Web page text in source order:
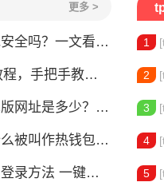
更多 >
？一文看懂真实风险
教你完成身份验证
少？一文教你安全下载
热钱包？一文讲清楚
一键切换账号超简单
1
2
3
4
5